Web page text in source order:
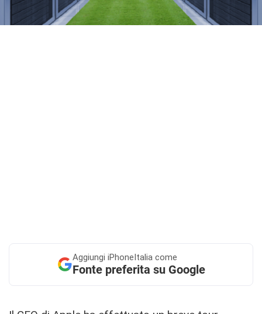
Aggiungi iPhoneItalia come
Fonte preferita su Google